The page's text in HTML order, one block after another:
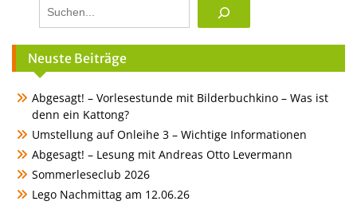
Neuste Beiträge
Abgesagt! – Vorlesestunde mit Bilderbuchkino – Was ist
denn ein Kattong?
Umstellung auf Onleihe 3 – Wichtige Informationen
Abgesagt! – Lesung mit Andreas Otto Levermann
Sommerleseclub 2026
Lego Nachmittag am 12.06.26